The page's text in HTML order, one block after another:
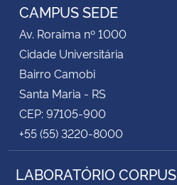
CAMPUS SEDE
Av. Roraima nº 1000
Cidade Universitária
Bairro Camobi
Santa Maria - RS
CEP: 97105-900
+55 (55) 3220-8000
LABORATÓRIO CORPUS